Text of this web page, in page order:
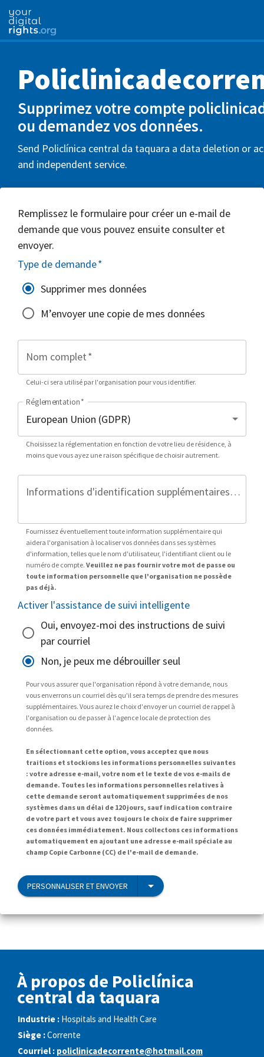
Supprimez votre compte
ou demandez vos données.
Send Policlínica central da taquara a data deletion or
and independent service.
Remplissez le formulaire pour créer un e-mail de
demande que vous pouvez ensuite consulter et
envoyer.
Type de demande*
Supprimer mes données
M’envoyer une copie de mes données
Nom complet*
Celui-ci sera utilisé par l'organisation pour vous identifier.
Réglementation*
Choisissez la réglementation en fonction de votre lieu de résidence, à
moins que vous ayez une raison spécifique de choisir autrement.
Informations d'identification supplémentaires (facultatif)
Fournissez éventuellement toute information supplémentaire qui
aidera l'organisation à localiser vos données dans ses systèmes
d'information, telles que le nom d'utilisateur, l'identifiant client ou le
numéro de compte. Veuillez ne pas fournir votre mot de passe ou
toute information personnelle que l'organisation ne possède
pas déjà.
Activer l'assistance de suivi intelligente
Oui, envoyez-moi des instructions de suivi
par courriel
Non, je peux me débrouiller seul
Pour vous assurer que l'organisation répond à votre demande, nous
vous enverrons un courriel dès qu'il sera temps de prendre des mesures
supplémentaires. Vous aurez le choix d'envoyer un courriel de rappel à
l'organisation ou de passer à l'agence locale de protection des
données.
En sélectionnant cette option, vous acceptez que nous
traitions et stockions les informations personnelles suivantes
: votre adresse e-mail, votre nom et le texte de vos e-mails de
demande. Toutes les informations personnelles relatives à
cette demande seront automatiquement supprimées de nos
systèmes dans un délai de 120 jours, sauf indication contraire
de votre part et vous avez toujours le choix de faire supprimer
ces données immédiatement. Nous collectons ces informations
automatiquement en ajoutant une adresse e-mail spéciale au
champ Copie Carbonne (CC) de l'e-mail de demande.
PERSONNALISER ET ENVOYER
À propos de Policlínica
central da taquara
Industrie : Hospitals and Health Care
Siège :Corrente
Courriel : policlinicadecorrente@hotmail.com